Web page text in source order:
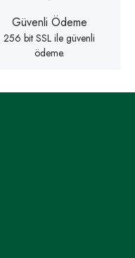
Güvenli Ödeme
256 bit SSL ile güvenli
ödeme.